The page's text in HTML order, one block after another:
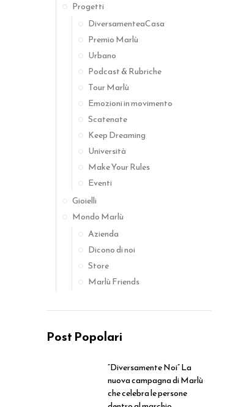
Progetti
DiversamenteaCasa
Premio Marlù
Urbano
Podcast & Rubriche
Tour Marlù
Emozioni in movimento
Scatenate
Keep Dreaming
Università
Make Your Rules
Eventi
Gioielli
Mondo Marlù
Azienda
Dicono di noi
Store
Marlù Friends
Post Popolari
“Diversamente Noi” La
nuova campagna di Marlù
che celebra le persone